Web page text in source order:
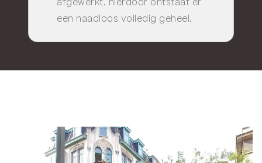
afgewerkt. hierdoor ontstaat er
een naadloos volledig geheel.